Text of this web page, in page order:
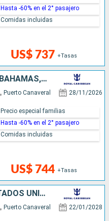
US$ 737 +Tasas
Hasta -60% en el 2° pasajero
Comidas incluidas
SAN MARTÍN, PUERTO RICO, BAHAMAS, ESTADOS UNIDOS
Puerto Canaveral 28/11/2026
US$ 744 +Tasas
Precio especial familias
Hasta -60% en el 2° pasajero
Comidas incluidas
BAHAMAS, SAN MARTÍN, ESTADOS UNIDOS
Puerto Canaveral 22/01/2028